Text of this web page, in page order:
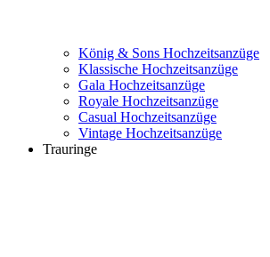
König & Sons Hochzeitsanzüge
Klassische Hochzeitsanzüge
Gala Hochzeitsanzüge
Royale Hochzeitsanzüge
Casual Hochzeitsanzüge
Vintage Hochzeitsanzüge
Trauringe